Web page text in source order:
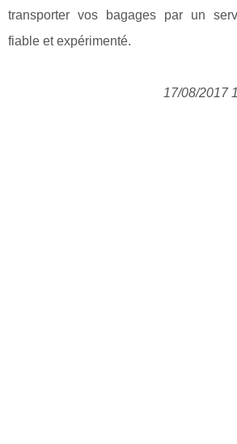
transporter vos bagages par un
fiable et expérimenté.
17/08/2017